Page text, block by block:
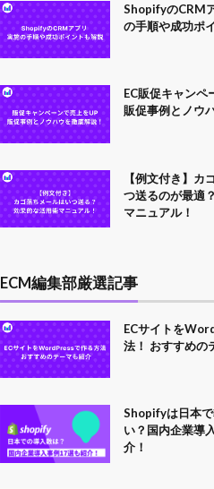
ShopifyのCRM
の手順や成功ポ
EC販促キャンペ
販促事例とノウ
【例文付き】カ
つ送るのが最適
マニュアル！
ECM編集部厳選記事
ECサイトを
法！ おすすめの
Shopifyは日本
い？国内企業導
介！